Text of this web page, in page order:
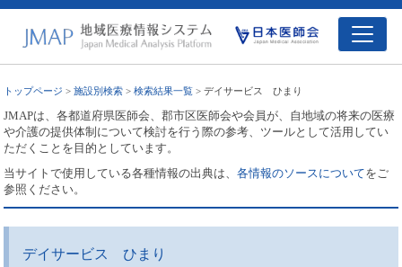
トップページ >施設別検索 >検索結果一覧 > デイサービス ひまり
JMAPは、各都道府県医師会、郡市区医師会や会員が、自地域の将来の医療
や介護の提供体制について検討を行う際の参考、ツールとして活用してい
ただくことを目的としています。
当サイトで使用している各種情報の出典は、各情報のソースについてをご
参照ください。
デイサービス ひまり